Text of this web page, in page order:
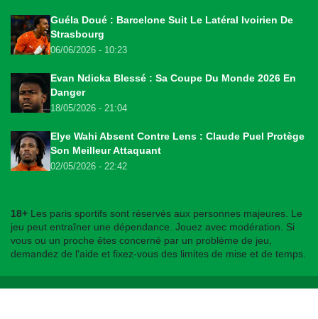
Guéla Doué : Barcelone Suit Le Latéral Ivoirien De
Strasbourg
06/06/2026 - 10:23
Evan Ndicka Blessé : Sa Coupe Du Monde 2026 En
Danger
18/05/2026 - 21:04
Elye Wahi Absent Contre Lens : Claude Puel Protège
Son Meilleur Attaquant
02/05/2026 - 22:42
18+ Les paris sportifs sont réservés aux personnes majeures. Le
jeu peut entraîner une dépendance. Jouez avec modération. Si
vous ou un proche êtes concerné par un problème de jeu,
demandez de l'aide et fixez-vous des limites de mise et de temps.